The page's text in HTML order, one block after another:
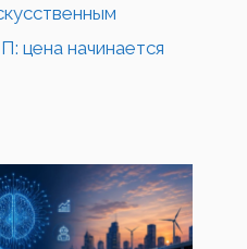
цена начинается